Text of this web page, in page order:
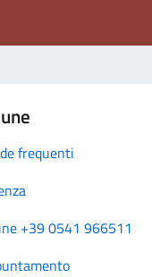
frequenti
+39 0541 966511